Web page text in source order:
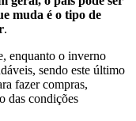
muda é o tipo de
.
enquanto o inverno
sendo este último
fazer compras,
das condições